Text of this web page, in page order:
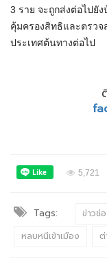
3 ราย จะถูกส่งต่อไปยั
คุ้มครองสิทธิและตรว
ประเทศต้นทางต่อไป
5,721
Tags: ข่าวช่
หลบหนีเข้าเมือง
ต่